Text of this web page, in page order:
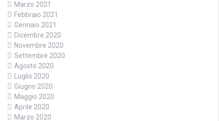
Marzo 2021
Febbraio 2021
Gennaio 2021
Dicembre 2020
Novembre 2020
Settembre 2020
Agosto 2020
Luglio 2020
Giugno 2020
Maggio 2020
Aprile 2020
Marzo 2020